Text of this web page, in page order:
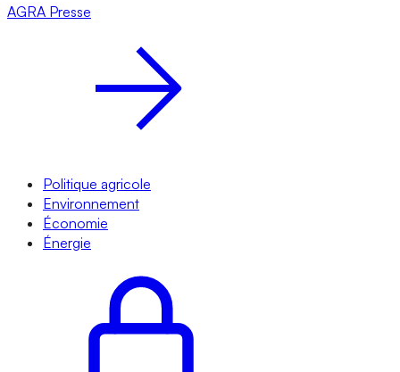
AGRA Presse
Politique agricole
Environnement
Économie
Énergie